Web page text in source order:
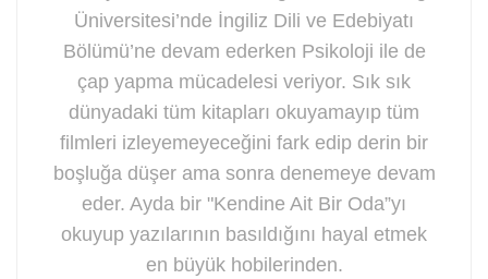
Üniversitesi’nde İngiliz Dili ve Edebiyatı
Bölümü’ne devam ederken Psikoloji ile de
çap yapma mücadelesi veriyor. Sık sık
dünyadaki tüm kitapları okuyamayıp tüm
filmleri izleyemeyeceğini fark edip derin bir
boşluğa düşer ama sonra denemeye devam
eder. Ayda bir "Kendine Ait Bir Oda”yı
okuyup yazılarının basıldığını hayal etmek
en büyük hobilerinden.